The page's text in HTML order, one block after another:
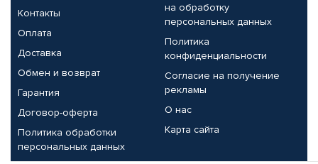
Контакты
Оплата
Доставка
Обмен и возврат
Гарантия
Договор-оферта
Политика обработки
персональных данных
на обработку
персональных данных
Политика
конфиденциальности
Согласие на получение
рекламы
О нас
Карта сайта